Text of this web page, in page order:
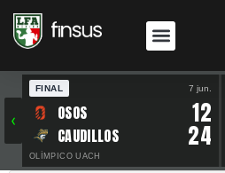
‹
FINAL 7 jun.
OSOS 12
CAUDILLOS 24
OLÍMPICO UACH